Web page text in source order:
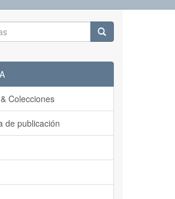
Colecciones
de publicación